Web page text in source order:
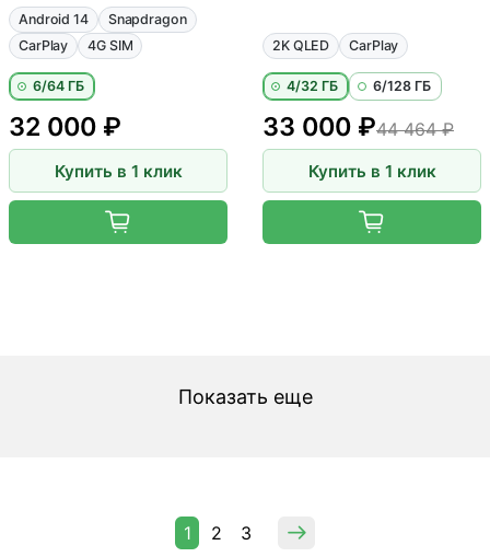
Android 14
Snapdragon
CarPlay
4G SIM
6/64 ГБ
32 000 ₽
Купить в 1 клик
2K QLED CarPlay
4/32 ГБ 6/128 ГБ
33 000 ₽44 464 ₽
Купить в 1 клик
Показать еще
1 2 3